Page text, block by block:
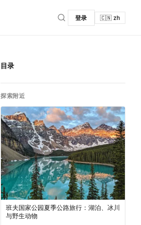
登录 🇨🇳 zh
目录
探索附近
班夫国家公园夏季公路旅行：湖泊、冰川
与野生动物